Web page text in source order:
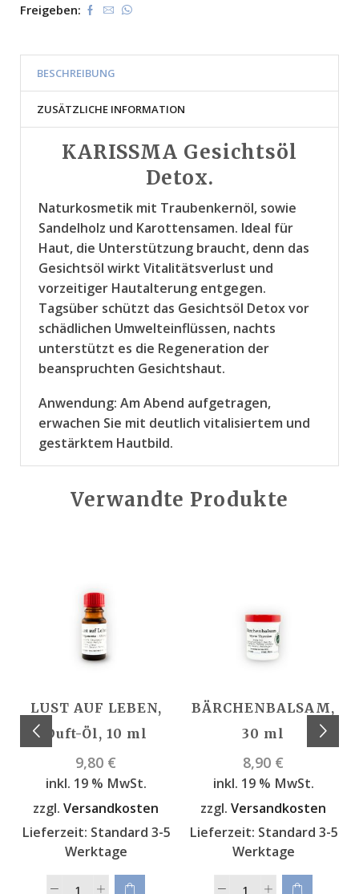
Freigeben:
BESCHREIBUNG
ZUSÄTZLICHE INFORMATION
KARISSMA Gesichtsöl
Detox.
Naturkosmetik mit Traubenkernöl, sowie
Sandelholz und Karottensamen. Ideal für
Haut, die Unterstützung braucht, denn das
Gesichtsöl wirkt Vitalitätsverlust und
vorzeitiger Hautalterung entgegen.
Tagsüber schützt das Gesichtsöl Detox vor
schädlichen Umwelteinflüssen, nachts
unterstützt es die Regeneration der
beanspruchten Gesichtshaut.
Anwendung: Am Abend aufgetragen,
erwachen Sie mit deutlich vitalisiertem und
gestärktem Hautbild.
Verwandte Produkte
LUST AUF LEBEN,
Duft-Öl, 10 ml
9,80 €
inkl. 19 % MwSt.
zzgl. Versandkosten
Lieferzeit: Standard 3-5
Werktage
BÄRCHENBALSAM,
30 ml
8,90 €
inkl. 19 % MwSt.
zzgl. Versandkosten
Lieferzeit: Standard 3-5
Werktage